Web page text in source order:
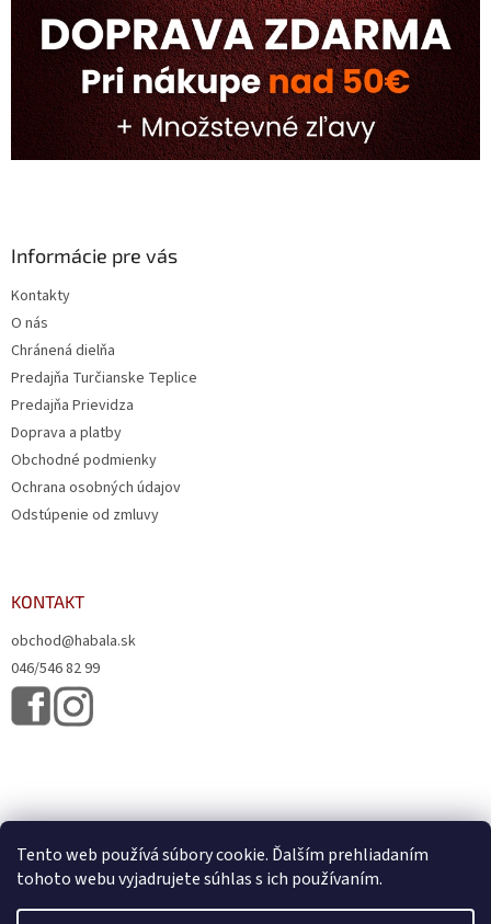
Tento web používá súbory cookie. Ďalším prehliadaním
tohoto webu vyjadrujete súhlas s ich používaním.
Informácie pre vás
Kontakty
O nás
Chránená dielňa
Predajňa Turčianske Teplice
Predajňa Prievidza
Doprava a platby
Obchodné podmienky
Ochrana osobných údajov
Odstúpenie od zmluvy
KONTAKT
obchod@habala.sk
046/546 82 99